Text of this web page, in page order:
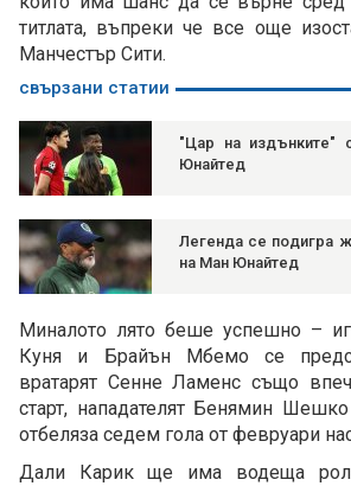
титлата, въпреки че все още
Манчестър Сити.
свързани статии
"Цар на
Юнайтед
Легенда се подигра
на Ман Юнайтед
Миналото лято беше успешно –
Куня и Брайън Мбемо се
вратарят Сенне Ламенс също
старт, нападателят Бенямин
отбеляза седем гола от февруари
Дали Карик ще има водеща